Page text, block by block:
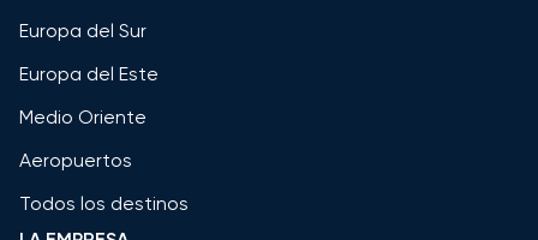
Europa del Sur
Europa del Este
Medio Oriente
Aeropuertos
Todos los destinos